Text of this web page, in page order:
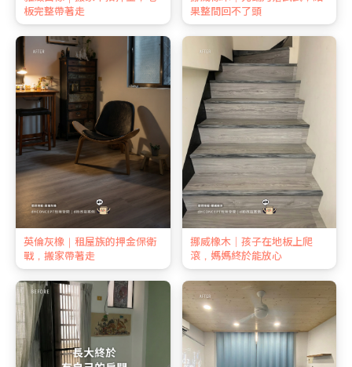
板完整帶著走
果整間回不了頭
英倫灰橡｜租屋族的押金保衛
戰，搬家帶著走
挪威橡木｜孩子在地板上爬
滾，媽媽終於能放心